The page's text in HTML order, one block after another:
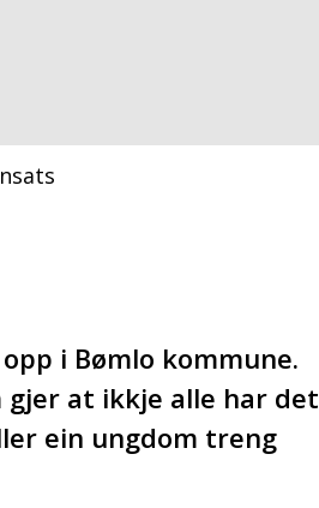
i Bømlo kommune.
at ikkje alle har det
ein ungdom treng